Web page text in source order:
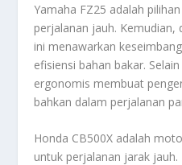
Yamaha FZ25 adalah
perjalanan jauh.
ini menawarkan
efisiensi bahan bakar.
ergonomis membuat
bahkan dalam perjalanan
Honda CB500X adalah
untuk perjalanan jarak